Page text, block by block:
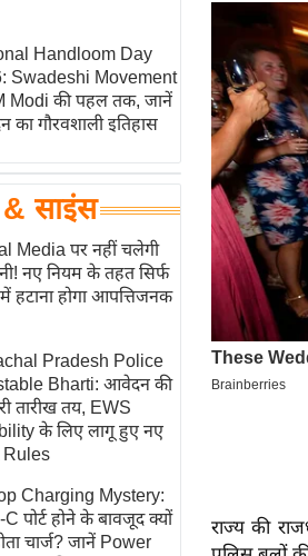
Handloom Day
Swadeshi Movement
Modi की पहल तक, जानें
का गौरवशाली इतिहास
साइंस
Media पर नहीं चलेगी
नए नियम के तहत सिर्फ
हटाना होगा आपत्तिजनक
Pradesh Police
Bharti: आवेदन की
तारीख तय, EWS
के लिए लागू हुए नए
Rules
Charging Mystery:
पोर्ट होने के बावजूद क्यों
चार्ज? जानें Power
राज्य की